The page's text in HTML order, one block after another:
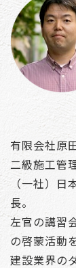
有限会社原
二級施工管
（一社）日
長。
左官の講習
の啓蒙活動
建設業界の